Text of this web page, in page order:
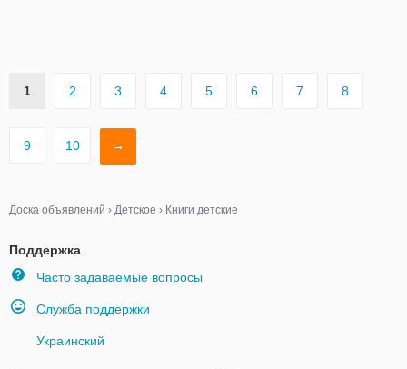
1 2 3 4 5 6 7 8
9 10 →
Доска объявлений › Детское › Книги детские
Поддержка
Часто задаваемые вопросы
Служба поддержки
Украинский